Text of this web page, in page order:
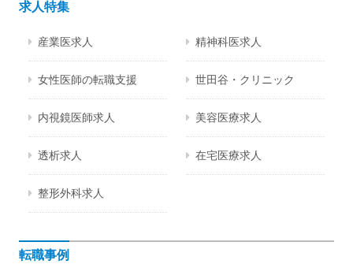
求人特集
産業医求人 精神科医求人
女性医師の転職支援 世田谷・クリニック
内視鏡医師求人 美容医療求人
透析求人 在宅医療求人
整形外科求人
転職事例